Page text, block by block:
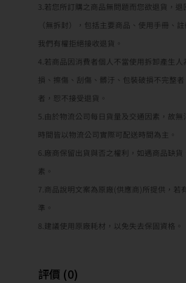
3.若您所訂購之商品無問題而您欲退貨，退
（無拆封），包括主要商品、使用手冊、
我們有權拒絕接收退貨。
4.若商品因消費者個人不當使用拆卸產生
損、擦傷、刮傷、髒汙、包裝破損不完整
者，恕不接受退貨。
5.由於物流公司每日貨量及交通因素，故無
時間皆以物流公司實際可配送時間為主。
6.廠商保留出貨與否之權利，如遇商品缺
素。
7.商品說明文案為原廠(供應商)所提供，若
準。
8.建議使用原廠耗材，以免失去保固資格。
評價 (0)